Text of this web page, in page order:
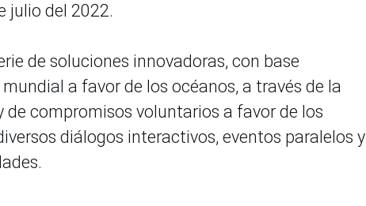
julio del 2022.
de soluciones innovadoras, con base
a favor de los océanos, a través de la
compromisos voluntarios a favor de los
diálogos interactivos, eventos paralelos y